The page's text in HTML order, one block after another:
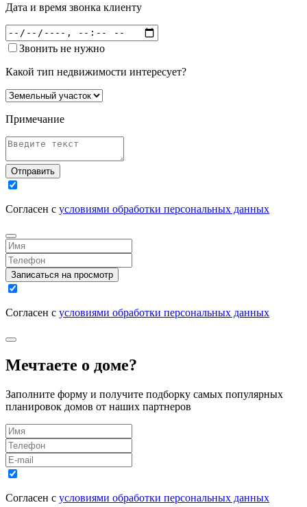
Дата и время звонка клиенту
Звонить не нужно
Какой тип недвижимости интересует?
Примечание
Отправить
Согласен с условиями обработки персональных данных
Записаться на просмотр
Согласен с условиями обработки персональных данных
Мечтаете о доме?
Заполните форму и получите подборку самых популярных
планировок домов от наших партнеров
Согласен с условиями обработки персональных данных